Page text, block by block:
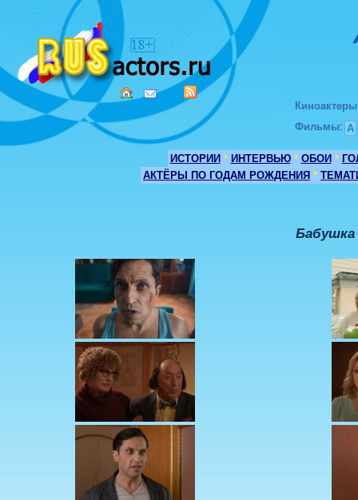
Киноактеры
Фильмы: А
ИСТОРИИ * ИНТЕРВЬЮ * ОБОИ *
АКТЁРЫ ПО ГОДАМ РОЖДЕНИЯ *
Бабушка